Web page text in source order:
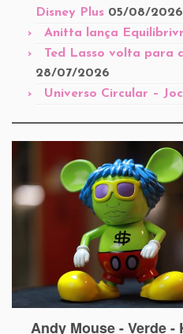
Disney Plus 05/08/2026
Anitta lança
Ted Lasso volta para
28/07/2026
Universo Circular –